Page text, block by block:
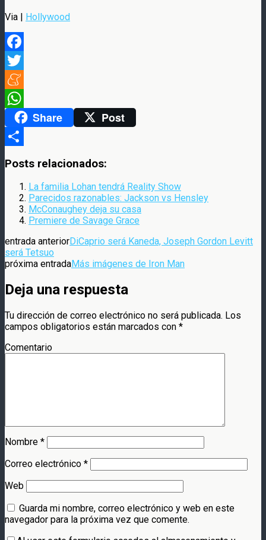
Via | Hollywood
Facebook
Twitter
Meneame
WhatsAppShare Post
Posts relacionados:
La familia Lohan tendrá Reality Show
Parecidos razonables: Jackson vs Hensley
McConaughey deja su casa
Premiere de Savage Grace
entrada anteriorDiCaprio será Kaneda, Joseph Gordon Levitt
será Tetsuo
próxima entradaMás imágenes de Iron Man
Deja una respuesta
Tu dirección de correo electrónico no será publicada. Los
campos obligatorios están marcados con *
Comentario
Nombre *
Correo electrónico *
Web
Guarda mi nombre, correo electrónico y web en este
navegador para la próxima vez que comente.